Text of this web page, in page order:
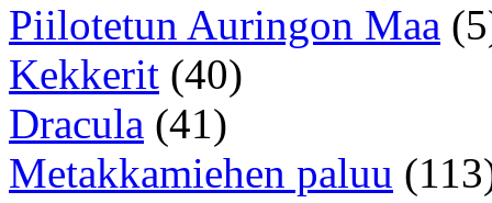
Piilotetun Auringon Maa
Kekkerit (40)
Dracula (41)
Metakkamiehen paluu